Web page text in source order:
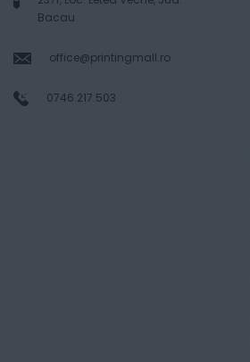
Bacau
office@printingmall.ro
0746.217.503